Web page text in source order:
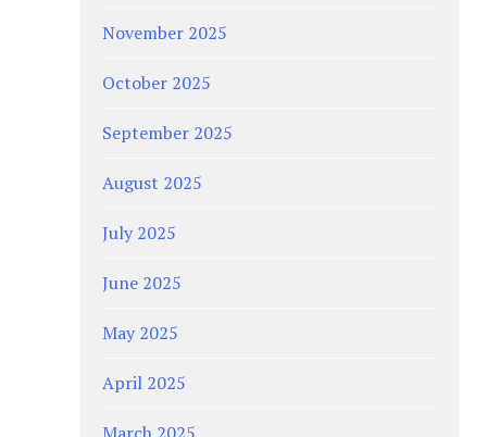
November 2025
October 2025
September 2025
August 2025
July 2025
June 2025
May 2025
April 2025
March 2025